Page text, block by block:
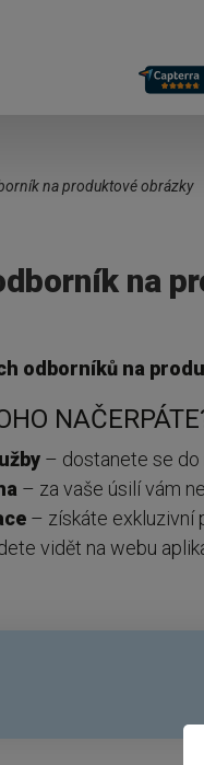
na produktové obrázky
na
odborníků na
– dostanete se do
– za vaše úsilí vám
– získáte exkluzivní
vidět na webu